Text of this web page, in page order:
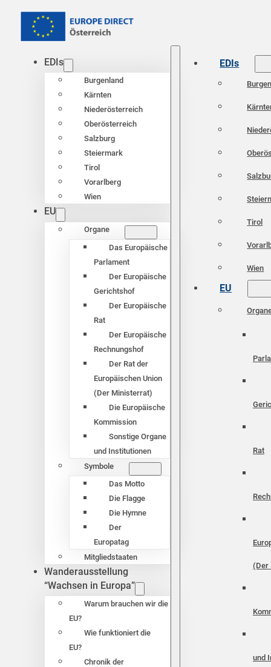
EDIs
Burgenland
Kärnten
Niederösterreich
Oberösterreich
Salzburg
Steiermark
Tirol
Vorarlberg
Wien
EU
Organe
Das Europäische
Parlament
Der Europäische
Gerichtshof
Der Europäische
Rat
Der Europäische
Rechnungshof
Der Rat der
Europäischen Union
(Der Ministerrat)
Die Europäische
Kommission
Sonstige Organe
und Institutionen
Symbole
Das Motto
Die Flagge
Die Hymne
Der
Europatag
Mitgliedstaaten
Wanderausstellung
“Wachsen in Europa”
Warum brauchen wir die
EU?
Wie funktioniert die
EU?
Chronik der
EDIs
Tirol
Wien
EU
Rat
(Der
und